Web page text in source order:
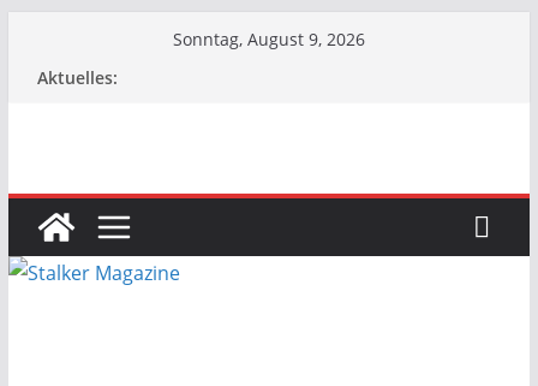
Sonntag, August 9, 2026
Aktuelles: